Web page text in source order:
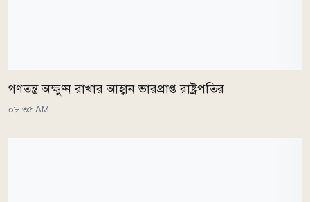
গণতন্ত্র অক্ষুণ্ন রাখার আহ্বান ভারপ্রাপ্ত রাষ্ট্রপতির
০৮:৩৫ AM